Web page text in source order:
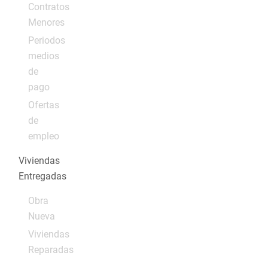
Contratos
Menores
Periodos
medios
de
pago
Ofertas
de
empleo
Viviendas
Entregadas
Obra
Nueva
Viviendas
Reparadas